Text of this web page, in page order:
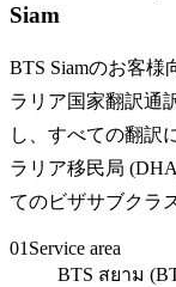
Siam
BTS Siamのお客様
ラリア国家翻訳通
し、すべての翻訳
ラリア移民局
てのビザサブクラ
01 Service area
BTS สยาม